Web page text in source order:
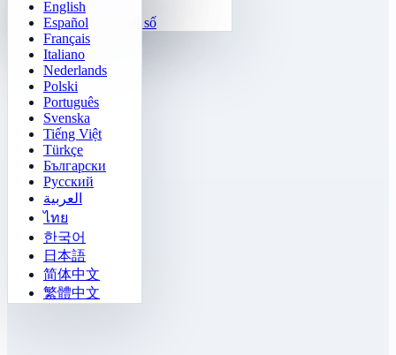
Hàm số
Điền quy luật số
Tetris
Dò mìn
Gomoku
English
Español
Français
Italiano
Nederlands
Polski
Português
Svenska
Tiếng Việt
Türkçe
Български
Русский
العربية
ไทย
한국어
日本語
简体中文
繁體中文